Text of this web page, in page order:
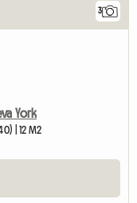
3
York
| 12 M2